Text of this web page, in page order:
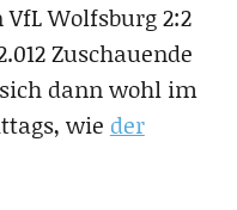
Wolfsburg 2:2
Zuschauende
dann wohl im
wie der